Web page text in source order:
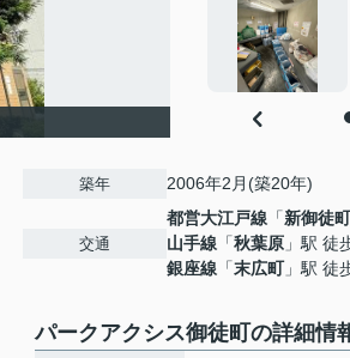
築年 2006年2月(築20年)
交通
都営大江戸線 「新御徒町
山手線 「秋葉原 」駅 徒
銀座線 「末広町」駅 徒
パークアクシス御徒町の詳細情